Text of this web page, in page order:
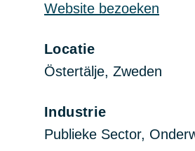
Website bezoeken
Locatie
Östertälje, Zweden
Industrie
Publieke Sector,